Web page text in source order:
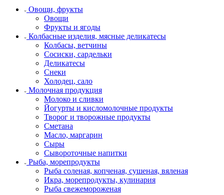
Овощи, фрукты
Овощи
Фрукты и ягоды
Колбасные изделия, мясные деликатесы
Колбасы, ветчины
Сосиски, сардельки
Деликатесы
Снеки
Холодец, сало
Молочная продукция
Молоко и сливки
Йогурты и кисломолочные продукты
Творог и творожные продукты
Сметана
Масло, маргарин
Сыры
Сывороточные напитки
Рыба, морепродукты
Рыба соленая, копченая, сушеная, вяленая
Икра, морепродукты, кулинария
Рыба свежемороженая